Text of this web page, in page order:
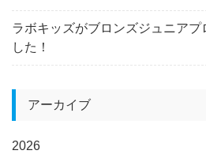
ラボキッズがブロンズジュニアプ
した！
アーカイブ
2026